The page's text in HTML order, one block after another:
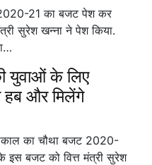
2020-21 का बजट पेश कर
सुरेश खन्ना ने पेश किया.
युवाओं के लिए
हब और मिलेंगे
का चौथा बजट 2020-
इस बजट को वित्त मंत्री सुरेश